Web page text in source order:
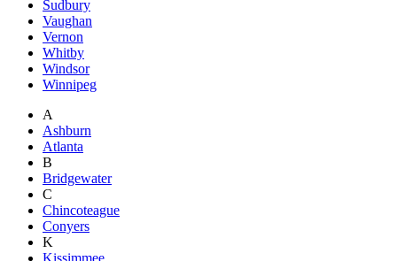
Sudbury
Vaughan
Vernon
Whitby
Windsor
Winnipeg
A
Ashburn
Atlanta
B
Bridgewater
C
Chincoteague
Conyers
K